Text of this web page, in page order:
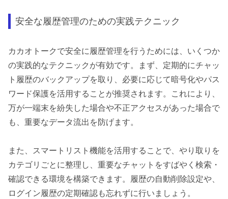
安全な履歴管理のための実践テクニック
カカオトークで安全に履歴管理を行うためには、いくつか
の実践的なテクニックが有効です。まず、定期的にチャッ
ト履歴のバックアップを取り、必要に応じて暗号化やパス
ワード保護を活用することが推奨されます。これにより、
万が一端末を紛失した場合や不正アクセスがあった場合で
も、重要なデータ流出を防げます。
また、スマートリスト機能を活用することで、やり取りを
カテゴリごとに整理し、重要なチャットをすばやく検索・
確認できる環境を構築できます。履歴の自動削除設定や、
ログイン履歴の定期確認も忘れずに行いましょう。